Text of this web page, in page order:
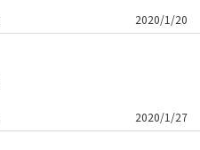
2020/1/20
2020/1/27